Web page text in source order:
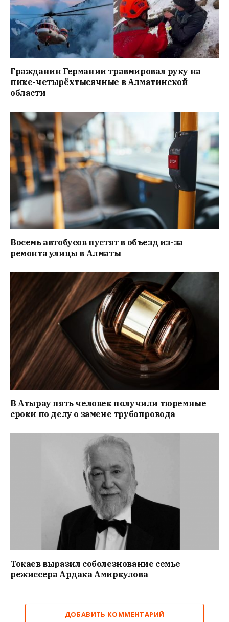
Гражданин Германии травмировал руку на
пике-четырёхтысячные в Алматинской
области
Восемь автобусов пустят в объезд из-за
ремонта улицы в Алматы
В Атырау пять человек получили тюремные
сроки по делу о замене трубопровода
Токаев выразил соболезнование семье
режиссера Ардака Амиркулова
ДОБАВИТЬ КОММЕНТАРИЙ